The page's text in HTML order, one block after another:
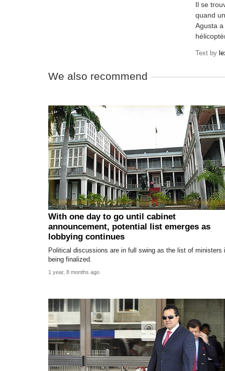
Il se
quand
Agusta
Text by
We also recommend
With one day to go until cabinet
announcement, potential list emerges as
lobbying continues
Political discussions are in full swing as the list of ministers
being finalized.
1 year, 8 months ago